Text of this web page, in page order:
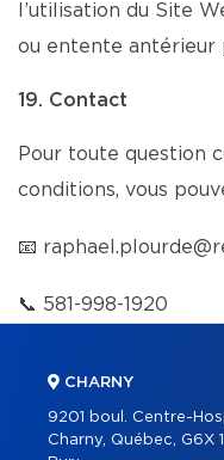
l’utilisation du Site
ou entente antérieur
19. Contact
Pour toute question
conditions, vous
📧
📞 581-998-1920
CHARNY
9201 boul. Centre-
Charny, Québec, G6X